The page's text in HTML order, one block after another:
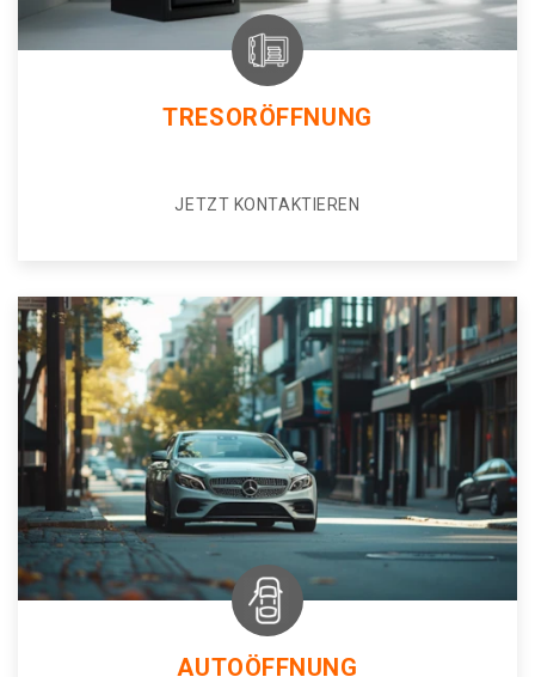
TRESORÖFFNUNG
JETZT KONTAKTIEREN
AUTOÖFFNUNG